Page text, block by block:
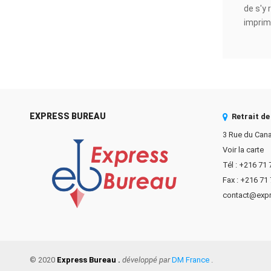
de s'y
EXPRESS BUREAU
Retrait
3 Rue du
Voir la carte
Tél : +216 71
Fax : +216 71
© 2020 Express Bureau . développé par DM France.